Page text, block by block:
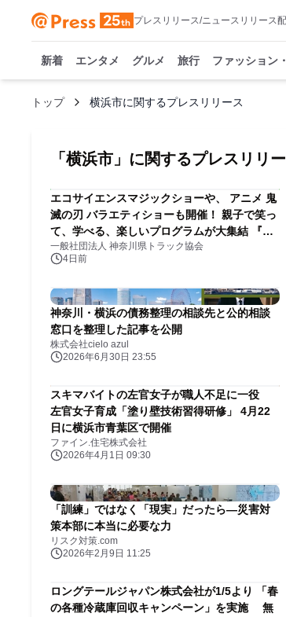
プレスリリース/ニュースリリース
新着 エンタメ グルメ 旅行 ファッション
トップ 横浜市に関するプレスリリース
「 横浜市 」に関するプレスリリ
エコサイエンスマジックショーや、 アニメ 鬼
滅の刃 バラエティショーも開催！ 親子で笑っ
て、学べる、楽しいプログラムが大集結 『第
40回交通安全こどもショー』
一般社団法人 神奈川県トラック協会
4日前
神奈川・横浜の債務整理の相談先と公的相談
窓口を整理した記事を公開
株式会社cielo azul
2026年6月30日 23:55
スキマバイトの左官女子が職人不足に一役
左官女子育成「塗り壁技術習得研修」 4月22
日に横浜市青葉区で開催
ファイン.住宅株式会社
2026年4月1日 09:30
「訓練」ではなく「現実」だったら―災害対
策本部に本当に必要な力
リスク対策.com
2026年2月9日 11:25
ロングテールジャパン株式会社が1/5より 「春
の各種冷蔵庫回収キャンペーン」を実施 無